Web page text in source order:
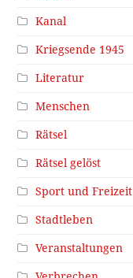
Kanal
Kriegsende 1945
Literatur
Menschen
Rätsel
Rätsel gelöst
Sport und Freizeit
Stadtleben
Veranstaltungen